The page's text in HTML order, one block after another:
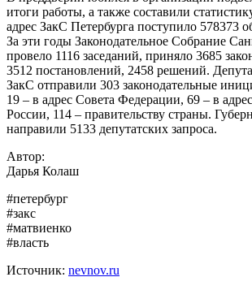
итоги работы, а также составили
адрес ЗакС Петербурга поступило 578373
За эти годы Законодательное Собрание
провело 1116 заседаний, приняло 3685
3512 постановлений, 2458 решений.
ЗакС отправили 303 законодательные
19 – в адрес Совета Федерации, 69 – в
России, 114 – правительству страны.
направили 5133 депутатских запроса.
Автор:
Дарья Колаш
#петербург
#закс
#матвиенко
#власть
Источник: nevnov.ru